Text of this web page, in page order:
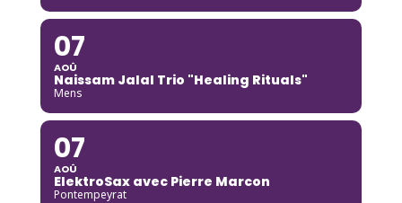
07
AOÛ
Naissam Jalal Trio "Healing Rituals"
Mens
07
AOÛ
ElektroSax avec Pierre Marcon
Pontempeyrat